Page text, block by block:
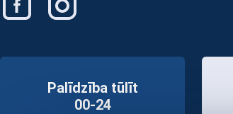
Palīdzība tūlīt
00-24